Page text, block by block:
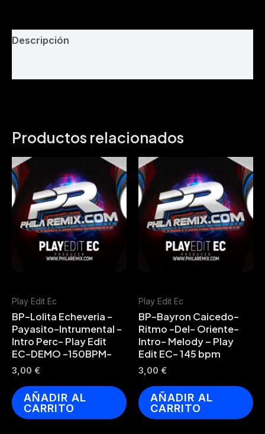
Descripción
Productos relacionados
Play Edit Ec
BP-Lolita Echeveria -
Payasito-Intrumental -
Intro Perc- Play Edit
EC-DEMO -150BPM-
3,00 €
AÑADIR AL
CARRITO
Play Edit Ec
BP-Bayron Caicedo-
Ritmo -Del- Oriente-
Intro- Melody – Play
Edit EC- 145 bpm
3,00 €
AÑADIR AL
CARRITO